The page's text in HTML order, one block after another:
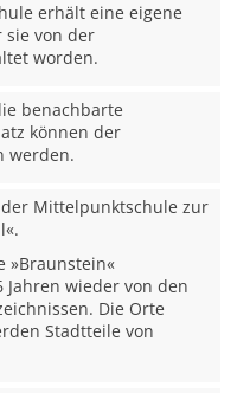
erhält eine eigene
sie von der
worden.
benachbarte
können der
werden.
Mittelpunktschule zur
»Braunstein«
wieder von den
Die Orte
Stadtteile von